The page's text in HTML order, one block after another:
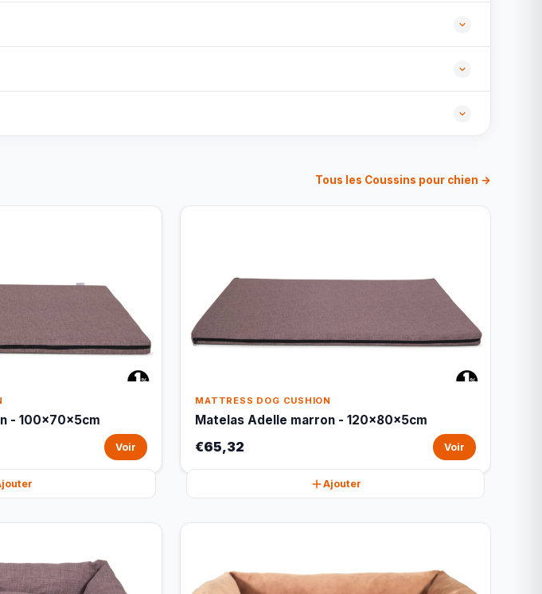
Tous les Coussins pour chien →
- 100x70x5cm
Voir
MATTRESS DOG CUSHION
Matelas Adelle marron - 120x80x5cm
€65,32 Voir
Ajouter